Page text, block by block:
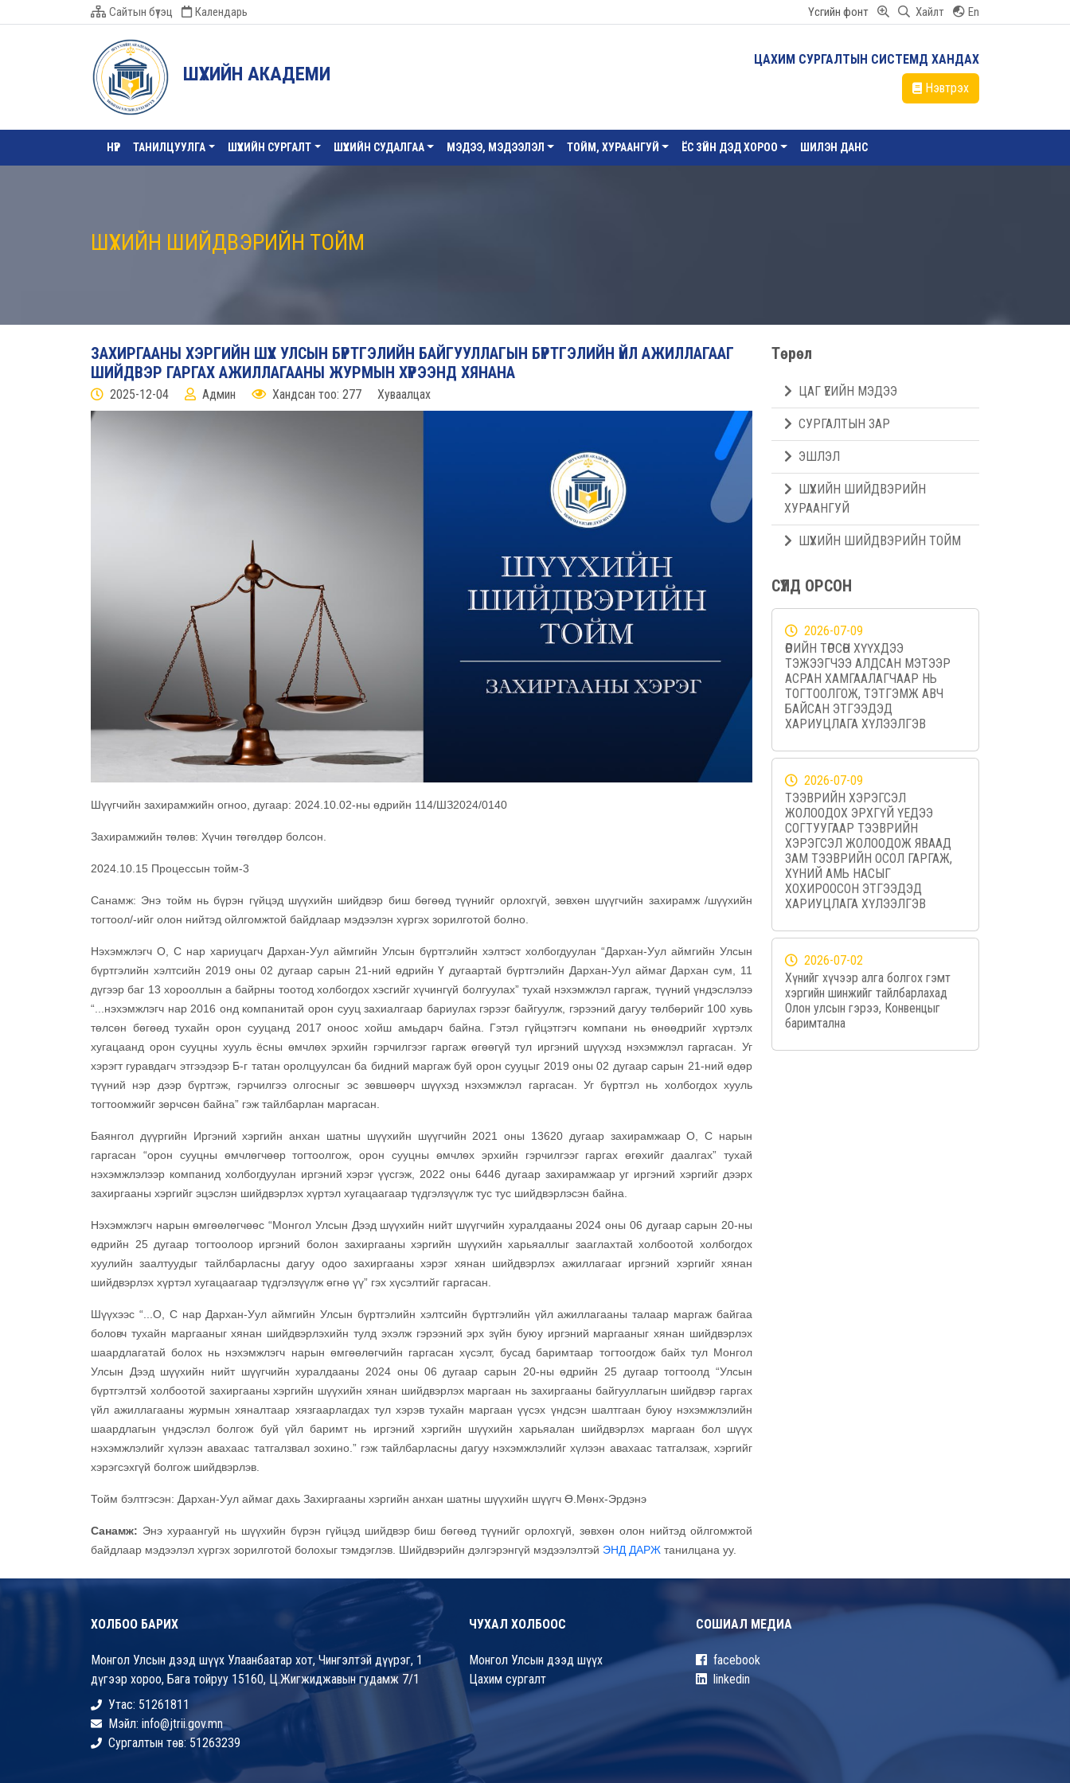
Сайтын бүтэц Календарь Үсгийн фонт Хайлт En
ШҮҮХИЙН АКАДЕМИ
ЦАХИМ СУРГАЛТЫН СИСТЕМД ХАНДАХ
Нэвтрэх
НҮҮР ТАНИЛЦУУЛГА ШҮҮХИЙН СУРГАЛТ ШҮҮХИЙН СУДАЛГАА МЭДЭЭ, МЭДЭЭЛЭЛ ТОЙМ, ХУРААНГУЙ ЁС ЗҮЙН ДЭД ХОРОО ШИЛЭН ДАНС
ШҮҮХИЙН ШИЙДВЭРИЙН ТОЙМ
ЗАХИРГААНЫ ХЭРГИЙН ШҮҮХ УЛСЫН БҮРТГЭЛИЙН БАЙГУУЛЛАГЫН БҮРТГЭЛИЙН ҮЙЛ АЖИЛЛАГААГ
ШИЙДВЭР ГАРГАХ АЖИЛЛАГААНЫ ЖУРМЫН ХҮРЭЭНД ХЯНАНА
2025-12-04 Админ Хандсан тоо: 277 Хуваалцах
Шүүгчийн захирамжийн огноо, дугаар: 2024.10.02-ны өдрийн 114/ШЗ2024/0140
Захирамжийн төлөв: Хүчин төгөлдөр болсон.
2024.10.15 Процессын тойм-3
Санамж: Энэ тойм нь бүрэн гүйцэд шүүхийн шийдвэр биш бөгөөд түүнийг орлохгүй, зөвхөн шүүгчийн захирамж /шүүхийн
тогтоол/-ийг олон нийтэд ойлгомжтой байдлаар мэдээлэн хүргэх зорилготой болно.
Нэхэмжлэгч О, С нар хариуцагч Дархан-Уул аймгийн Улсын бүртгэлийн хэлтэст холбогдуулан “Дархан-Уул аймгийн Улсын
бүртгэлийн хэлтсийн 2019 оны 02 дугаар сарын 21-ний өдрийн Ү дугаартай бүртгэлийн Дархан-Уул аймаг Дархан сум, 11
дүгээр баг 13 хорооллын а байрны тоотод холбогдох хэсгийг хүчингүй болгуулах” тухай нэхэмжлэл гаргаж, түүний үндэслэлээ
“...нэхэмжлэгч нар 2016 онд компанитай орон сууц захиалгаар бариулах гэрээг байгуулж, гэрээний дагуу төлбөрийг 100 хувь
төлсөн бөгөөд тухайн орон сууцанд 2017 оноос хойш амьдарч байна. Гэтэл гүйцэтгэгч компани нь өнөөдрийг хүртэлх
хугацаанд орон сууцны хууль ёсны өмчлөх эрхийн гэрчилгээг гаргаж өгөөгүй тул иргэний шүүхэд нэхэмжлэл гаргасан. Уг
хэрэгт гуравдагч этгээдээр Б-г татан оролцуулсан ба бидний маргаж буй орон сууцыг 2019 оны 02 дугаар сарын 21-ний өдөр
түүний нэр дээр бүртгэж, гэрчилгээ олгосныг эс зөвшөөрч шүүхэд нэхэмжлэл гаргасан. Уг бүртгэл нь холбогдох хууль
тогтоомжийг зөрчсөн байна” гэж тайлбарлан маргасан.
Баянгол дүүргийн Иргэний хэргийн анхан шатны шүүхийн шүүгчийн 2021 оны 13620 дугаар захирамжаар О, С нарын
гаргасан “орон сууцны өмчлөгчөөр тогтоолгож, орон сууцны өмчлөх эрхийн гэрчилгээг гаргах өгөхийг даалгах” тухай
нэхэмжлэлээр компанид холбогдуулан иргэний хэрэг үүсгэж, 2022 оны 6446 дугаар захирамжаар уг иргэний хэргийг дээрх
захиргааны хэргийг эцэслэн шийдвэрлэх хүртэл хугацаагаар түдгэлзүүлж тус тус шийдвэрлэсэн байна.
Нэхэмжлэгч нарын өмгөөлөгчөөс “Монгол Улсын Дээд шүүхийн нийт шүүгчийн хуралдааны 2024 оны 06 дугаар сарын 20-ны
өдрийн 25 дугаар тогтоолоор иргэний болон захиргааны хэргийн шүүхийн харьяаллыг зааглахтай холбоотой холбогдох
хуулийн заалтуудыг тайлбарласны дагуу одоо захиргааны хэрэг хянан шийдвэрлэх ажиллагааг иргэний хэргийг хянан
шийдвэрлэх хүртэл хугацаагаар түдгэлзүүлж өгнө үү” гэх хүсэлтийг гаргасан.
Шүүхээс “...О, С нар Дархан-Уул аймгийн Улсын бүртгэлийн хэлтсийн бүртгэлийн үйл ажиллагааны талаар маргаж байгаа
боловч тухайн маргааныг хянан шийдвэрлэхийн тулд эхэлж гэрээний эрх зүйн буюу иргэний маргааныг хянан шийдвэрлэх
шаардлагатай болох нь нэхэмжлэгч нарын өмгөөлөгчийн гаргасан хүсэлт, бусад баримтаар тогтоогдож байх тул Монгол
Улсын Дээд шүүхийн нийт шүүгчийн хуралдааны 2024 оны 06 дугаар сарын 20-ны өдрийн 25 дугаар тогтоолд “Улсын
бүртгэлтэй холбоотой захиргааны хэргийн шүүхийн хянан шийдвэрлэх маргаан нь захиргааны байгууллагын шийдвэр гаргах
үйл ажиллагааны журмын хяналтаар хязгаарлагдах тул хэрэв тухайн маргаан үүсэх үндсэн шалтгаан буюу нэхэмжлэлийн
шаардлагын үндэслэл болгож буй үйл баримт нь иргэний хэргийн шүүхийн харьяалан шийдвэрлэх маргаан бол шүүх
нэхэмжлэлийг хүлээн авахаас татгалзвал зохино.” гэж тайлбарласны дагуу нэхэмжлэлийг хүлээн авахаас татгалзаж, хэргийг
хэрэгсэхгүй болгож шийдвэрлэв.
Тойм бэлтгэсэн: Дархан-Уул аймаг дахь Захиргааны хэргийн анхан шатны шүүхийн шүүгч Ө.Мөнх-Эрдэнэ
Санамж: Энэ хураангуй нь шүүхийн бүрэн гүйцэд шийдвэр биш бөгөөд түүнийг орлохгүй, зөвхөн олон нийтэд ойлгомжтой
байдлаар мэдээлэл хүргэх зорилготой болохыг тэмдэглэв. Шийдвэрийн дэлгэрэнгүй мэдээлэлтэй ЭНД ДАРЖ танилцана уу.
Төрөл
ЦАГ ҮЕИЙН МЭДЭЭ
СУРГАЛТЫН ЗАР
ЭШЛЭЛ
ШҮҮХИЙН ШИЙДВЭРИЙН
ХУРААНГУЙ
ШҮҮХИЙН ШИЙДВЭРИЙН ТОЙМ
СҮҮЛД ОРСОН
2026-07-09
ӨӨРИЙН ТӨРСӨН ХҮҮХДЭЭ
ТЭЖЭЭГЧЭЭ АЛДСАН МЭТЭЭР
АСРАН ХАМГААЛАГЧААР НЬ
ТОГТООЛГОЖ, ТЭТГЭМЖ АВЧ
БАЙСАН ЭТГЭЭДЭД
ХАРИУЦЛАГА ХҮЛЭЭЛГЭВ
2026-07-09
ТЭЭВРИЙН ХЭРЭГСЭЛ
ЖОЛООДОХ ЭРХГҮЙ ҮЕДЭЭ
СОГТУУГААР ТЭЭВРИЙН
ХЭРЭГСЭЛ ЖОЛООДОЖ ЯВААД
ЗАМ ТЭЭВРИЙН ОСОЛ ГАРГАЖ,
ХҮНИЙ АМЬ НАСЫГ
ХОХИРООСОН ЭТГЭЭДЭД
ХАРИУЦЛАГА ХҮЛЭЭЛГЭВ
2026-07-02
Хүнийг хүчээр алга болгох гэмт
хэргийн шинжийг тайлбарлахад
Олон улсын гэрээ, Конвенцыг
баримтална
ХОЛБОО БАРИХ
Монгол Улсын дээд шүүх Улаанбаатар хот, Чингэлтэй дүүрэг, 1
дүгээр хороо, Бага тойруу 15160, Ц.Жигжиджавын гудамж 7/1
Утас: 51261811
Мэйл: info@jtrii.gov.mn
Сургалтын төв: 51263239
ЧУХАЛ ХОЛБООС
Монгол Улсын дээд шүүх
Цахим сургалт
СОШИАЛ МЕДИА
facebook
linkedin